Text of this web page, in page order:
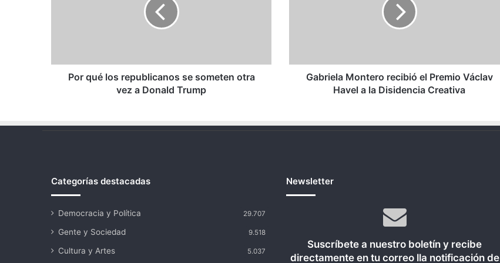
a
DonaldPor qué los republicanos se someten otra
vez a Donald Trump
la
Disidencia
Gabriela Montero recibió el Premio Václav
Havel a la Disidencia Creativa
Categorías destacadas
Democracia y Política 29.707
Gente y Sociedad 9.518
Cultura y Artes 5.037
Newsletter
Suscríbete a nuestro boletín y recibe
directamente en tu correo lla notificación de